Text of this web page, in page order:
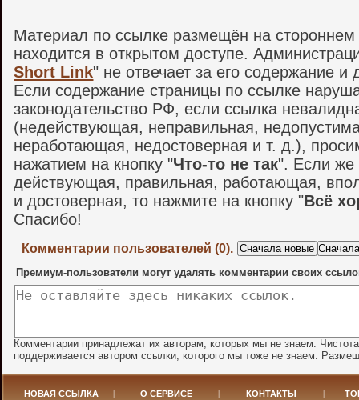
Материал по ссылке размещён на стороннем
находится в открытом доступе.
Short Link" не отвечает за его содержание и
Если содержание страницы по ссылке
законодательство РФ, если ссылка
(недействующая, неправильная,
неработающая, недостоверная и т. д.),
нажатием на кнопку "Что-то не так". Если же
действующая, правильная, работающая,
и достоверная, то нажмите на кнопку "Всё
Спасибо!
Комментарии пользователей (0).
Премиум-пользователи могут удалять комментарии своих
Комментарии принадлежат их авторам, которых мы не знаем.
поддерживается автором ссылки, которого мы тоже не знаем.
НОВАЯ ССЫЛКА О СЕРВИСЕ КОНТАКТЫ